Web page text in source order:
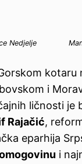
Nedjelje
kotaru
i
ličnosti
Rajačić,
eparhija
i